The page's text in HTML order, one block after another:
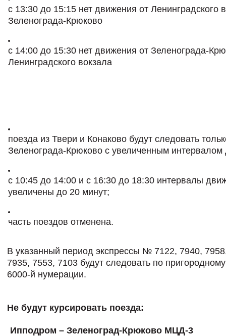
с 13:30 до 15:15 нет движения от Ленинградского
Зеленограда-Крюково
c 14:00 до 15:30 нет движения от Зеленограда-
Ленинградского вокзала
поезда из Твери и Конаково будут следовать
Зеленограда-Крюково с увеличенным интервалом
c 10:45 до 14:00 и с 16:30 до 18:30 интервалы
увеличены до 20 минут;
часть поездов отменена.
В указанный период экспрессы № 7122, 7940,
7935, 7553, 7103 будут следовать по
6000-й нумерации.
Не будут курсировать поезда:
Ипподром – Зеленоград-Крюково МЦД-3